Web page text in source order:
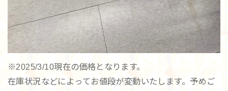
※2025/3/10現在の価格となります。
在庫状況などによってお値段が変動いたします。予めご